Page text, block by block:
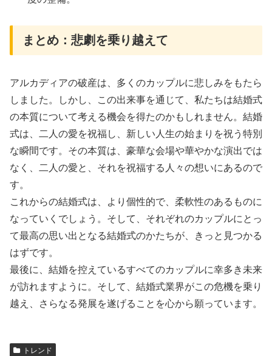
まとめ：悲劇を乗り越えて
アルカディアの破産は、多くのカップルに悲しみをもたら
しました。しかし、この出来事を通じて、私たちは結婚式
の本質について考える機会を得たのかもしれません。結婚
式は、二人の愛を祝福し、新しい人生の始まりを祝う特別
な瞬間です。その本質は、豪華な会場や華やかな演出では
なく、二人の愛と、それを祝福する人々の想いにあるので
す。
これからの結婚式は、より個性的で、柔軟性のあるものに
なっていくでしょう。そして、それぞれのカップルにとっ
て最高の思い出となる結婚式のかたちが、きっと見つかる
はずです。
最後に、結婚を控えているすべてのカップルに幸多き未来
が訪れますように。そして、結婚式業界がこの危機を乗り
越え、さらなる発展を遂げることを心から願っています。
トレンド